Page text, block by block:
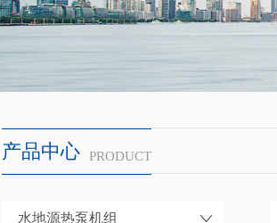
产品中心 PRODUCT
水地源热泵机组